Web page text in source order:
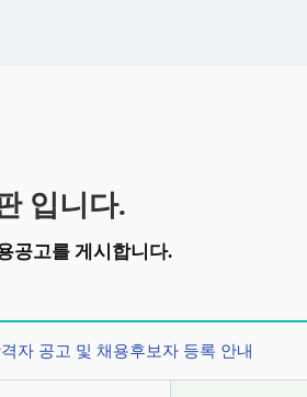
입니다.
공고를 게시합니다.
자 공고 및 채용후보자 등록 안내